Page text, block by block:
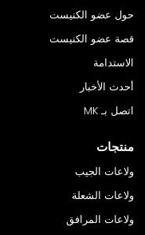
حول عضو الكنيست
قصة عضو الكنيست
الاستدامة
أحدث الأخبار
اتصل بـ MK
منتجات
ولاعات الجيب
ولاعات الشعلة
ولاعات المرافق